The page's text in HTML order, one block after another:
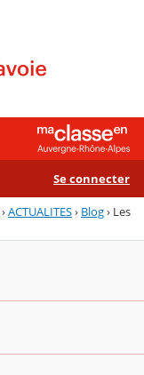
Se connecter
›ACTUALITES› Blog› Les